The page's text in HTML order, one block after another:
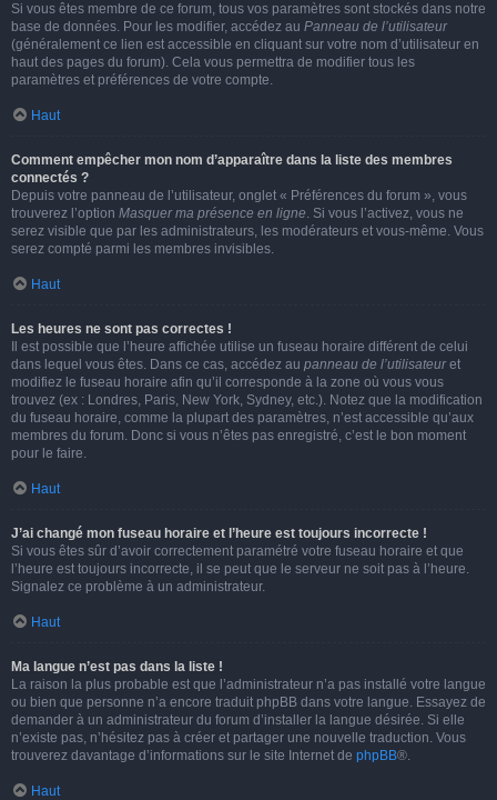
Si vous êtes membre de ce forum, tous vos paramètres sont stockés dans notre
base de données. Pour les modifier, accédez au Panneau de l’utilisateur
(généralement ce lien est accessible en cliquant sur votre nom d’utilisateur en
haut des pages du forum). Cela vous permettra de modifier tous les
paramètres et préférences de votre compte.
Haut
Comment empêcher mon nom d’apparaître dans la liste des membres
connectés ?
Depuis votre panneau de l’utilisateur, onglet « Préférences du forum », vous
trouverez l’option Masquer ma présence en ligne. Si vous l’activez, vous ne
serez visible que par les administrateurs, les modérateurs et vous-même. Vous
serez compté parmi les membres invisibles.
Haut
Les heures ne sont pas correctes !
Il est possible que l’heure affichée utilise un fuseau horaire différent de celui
dans lequel vous êtes. Dans ce cas, accédez au panneau de l’utilisateuret
modifiez le fuseau horaire afin qu’il corresponde à la zone où vous vous
trouvez (ex : Londres, Paris, New York, Sydney, etc.). Notez que la modification
du fuseau horaire, comme la plupart des paramètres, n’est accessible qu’aux
membres du forum. Donc si vous n’êtes pas enregistré, c’est le bon moment
pour le faire.
Haut
J’ai changé mon fuseau horaire et l’heure est toujours incorrecte !
Si vous êtes sûr d’avoir correctement paramétré votre fuseau horaire et que
l’heure est toujours incorrecte, il se peut que le serveur ne soit pas à l’heure.
Signalez ce problème à un administrateur.
Haut
Ma langue n’est pas dans la liste !
La raison la plus probable est que l’administrateur n’a pas installé votre langue
ou bien que personne n’a encore traduit phpBB dans votre langue. Essayez de
demander à un administrateur du forum d’installer la langue désirée. Si elle
n’existe pas, n’hésitez pas à créer et partager une nouvelle traduction. Vous
trouverez davantage d’informations sur le site Internet de phpBB®.
Haut